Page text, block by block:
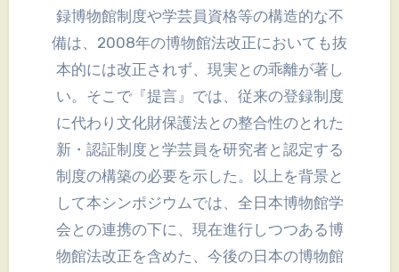
録博物館制度や学芸員資格等の構造的な不
備は、2008年の博物館法改正においても抜
本的には改正されず、現実との乖離が著し
い。そこで『提言』では、従来の登録制度
に代わり文化財保護法との整合性のとれた
新・認証制度と学芸員を研究者と認定する
制度の構築の必要を示した。以上を背景と
して本シンポジウムでは、全日本博物館学
会との連携の下に、現在進行しつつある博
物館法改正を含めた、今後の日本の博物館